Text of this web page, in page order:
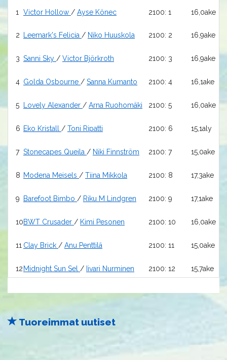
1 Victor Hollow / Ayse Könec 2100: 1 16,0ake
2 Leemark's Felicia / Niko Huuskola 2100: 2 16,9ake
3 Sanni Sky / Victor Björkroth 2100: 3 16,9ake
4 Golda Osbourne / Sanna Kumanto 2100: 4 16,1ake
5 Lovely Alexander / Arna Ruohomäki 2100: 5 16,0ake
6 Eko Kristall / Toni Ripatti 2100: 6 15,1aly
7 Stonecapes Queila / Niki Finnström 2100: 7 15,0ake
8 Modena Meisels / Tiina Mikkola 2100: 8 17,3ake
9 Barefoot Bimbo / Riku M Lindgren 2100: 9 17,1ake
10BWT Crusader / Kimi Pesonen 2100: 10 16,0ake
11 Clay Brick / Anu Penttilä 2100: 11 15,0ake
12Midnight Sun Sel / Iivari Nurminen 2100: 12 15,7ake
Tuoreimmat uutiset